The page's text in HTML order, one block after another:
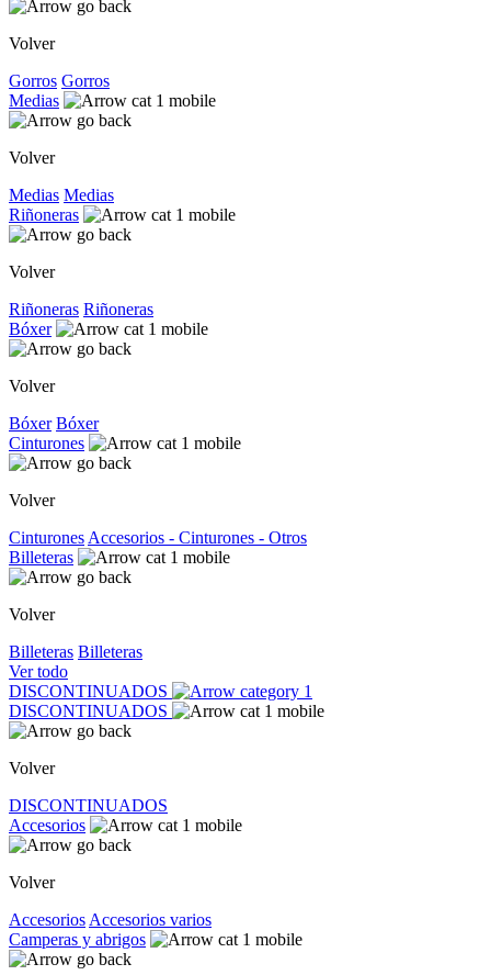
Volver
Gorros Gorros
Medias
Volver
Medias Medias
Riñoneras
Volver
Riñoneras Riñoneras
Bóxer
Volver
Bóxer Bóxer
Cinturones
Volver
Cinturones Accesorios - Cinturones - Otros
Billeteras
Volver
Billeteras Billeteras
Ver todo
DISCONTINUADOS
DISCONTINUADOS
Volver
DISCONTINUADOS
Accesorios
Volver
Accesorios Accesorios varios
Camperas y abrigos